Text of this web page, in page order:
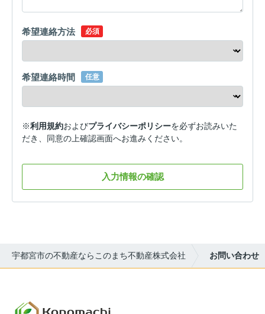
希望連絡方法 必須
希望連絡時間 任意
※利用規約およびプライバシーポリシーを必ずお読みいた
だき、同意の上確認画面へお進みください。
入力情報の確認
宇都宮市の不動産ならこのまち不動産株式会社 お問い合わせ